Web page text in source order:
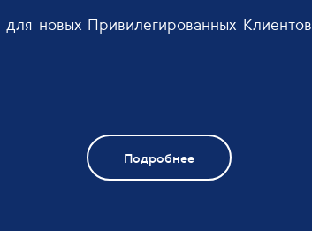
для новых Привилегированных Клиентов
Подробнее